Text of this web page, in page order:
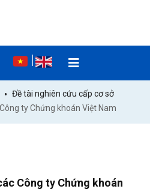
Đề tài nghiên cứu cấp cơ sở
ty Chứng khoán Việt Nam
Công ty Chứng khoán